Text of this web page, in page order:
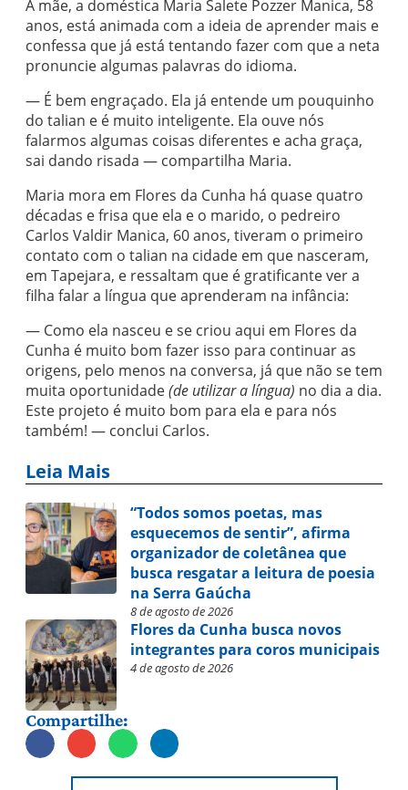
A mãe, a doméstica Maria Salete Pozzer Manica, 58
anos, está animada com a ideia de aprender mais e
confessa que já está tentando fazer com que a neta
pronuncie algumas palavras do idioma.
— É bem engraçado. Ela já entende um pouquinho
do talian e é muito inteligente. Ela ouve nós
falarmos algumas coisas diferentes e acha graça,
sai dando risada — compartilha Maria.
Maria mora em Flores da Cunha há quase quatro
décadas e frisa que ela e o marido, o pedreiro
Carlos Valdir Manica, 60 anos, tiveram o primeiro
contato com o talian na cidade em que nasceram,
em Tapejara, e ressaltam que é gratificante ver a
filha falar a língua que aprenderam na infância:
— Como ela nasceu e se criou aqui em Flores da
Cunha é muito bom fazer isso para continuar as
origens, pelo menos na conversa, já que não se tem
muita oportunidade(de utilizar a língua) no dia a dia.
Este projeto é muito bom para ela e para nós
também! — conclui Carlos.
Leia Mais
“Todos somos poetas, mas
esquecemos de sentir”, afirma
organizador de coletânea que
busca resgatar a leitura de poesia
na Serra Gaúcha
8 de agosto de 2026
Flores da Cunha busca novos
integrantes para coros municipais
4 de agosto de 2026
Compartilhe: